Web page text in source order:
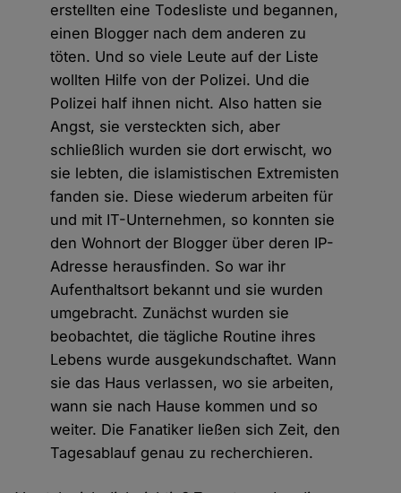
erstellten eine Todesliste und begannen,
einen Blogger nach dem anderen zu
töten. Und so viele Leute auf der Liste
wollten Hilfe von der Polizei. Und die
Polizei half ihnen nicht. Also hatten sie
Angst, sie versteckten sich, aber
schließlich wurden sie dort erwischt, wo
sie lebten, die islamistischen Extremisten
fanden sie. Diese wiederum arbeiten für
und mit IT-Unternehmen, so konnten sie
den Wohnort der Blogger über deren IP-
Adresse herausfinden. So war ihr
Aufenthaltsort bekannt und sie wurden
umgebracht. Zunächst wurden sie
beobachtet, die tägliche Routine ihres
Lebens wurde ausgekundschaftet. Wann
sie das Haus verlassen, wo sie arbeiten,
wann sie nach Hause kommen und so
weiter. Die Fanatiker ließen sich Zeit, den
Tagesablauf genau zu recherchieren.